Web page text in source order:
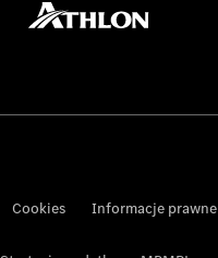
Cookies Informacje prawne